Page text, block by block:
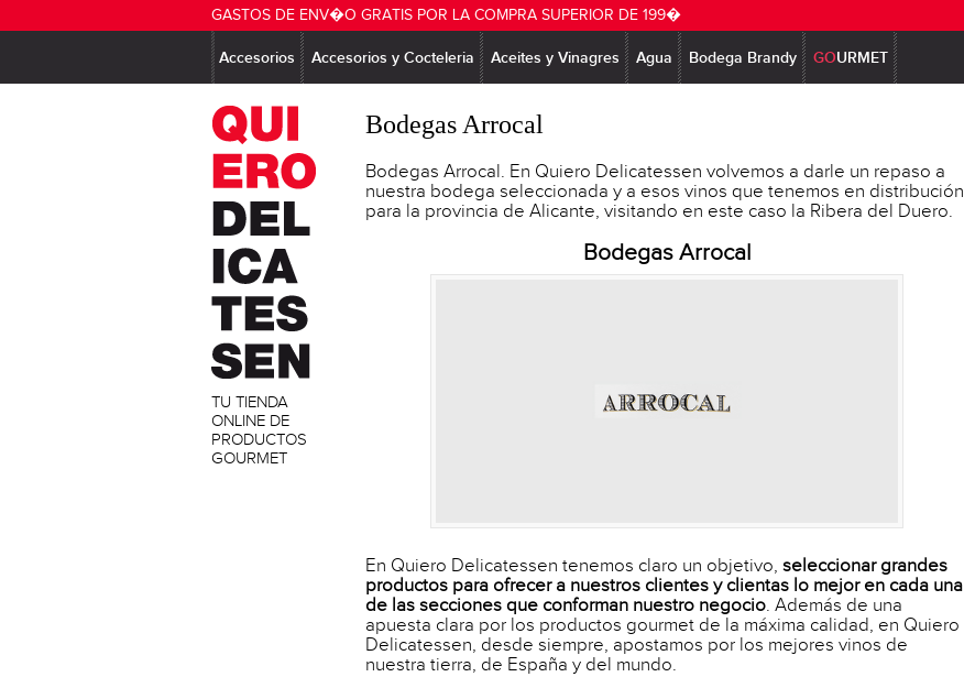
GASTOS DE ENV�O GRATIS POR LA COMPRA SUPERIOR DE 199�
Accesorios Accesorios y Cocteleria Aceites y Vinagres Agua Bodega Brandy GOURMET
TU TIENDA
ONLINE DE
PRODUCTOS
GOURMET
Bodegas Arrocal
Bodegas Arrocal. En Quiero Delicatessen volvemos a darle un repaso a
nuestra bodega seleccionada y a esos vinos que tenemos en distribución
para la provincia de Alicante, visitando en este caso la Ribera del Duero.
Bodegas Arrocal
En Quiero Delicatessen tenemos claro un objetivo, seleccionar grandes
productos para ofrecer a nuestros clientes y clientas lo mejor en cada una
de las secciones que conforman nuestro negocio. Además de una
apuesta clara por los productos gourmet de la máxima calidad, en Quiero
Delicatessen, desde siempre, apostamos por los mejores vinos de
nuestra tierra, de España y del mundo.